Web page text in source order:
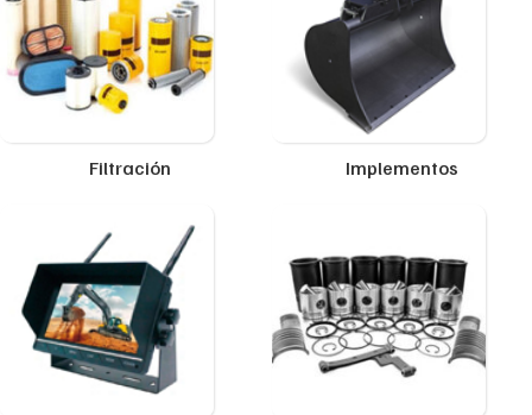
Filtración Implementos